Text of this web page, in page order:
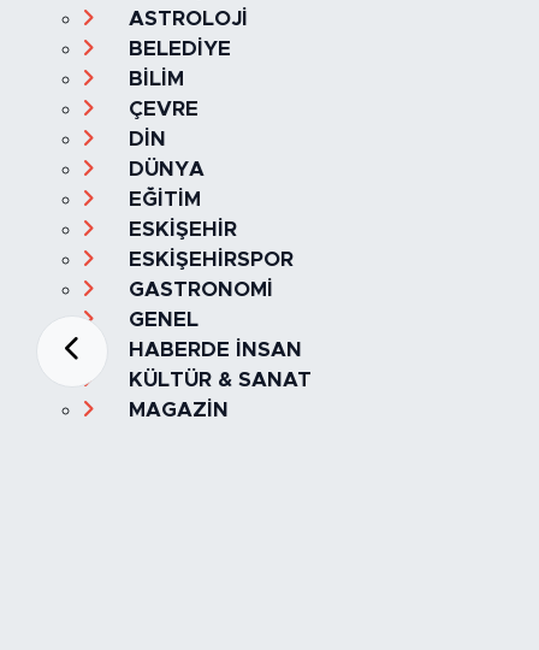
ASTROLOJİ
BELEDİYE
BİLİM
ÇEVRE
DİN
DÜNYA
EĞİTİM
ESKİŞEHİR
ESKİŞEHİRSPOR
GASTRONOMİ
GENEL
HABERDE İNSAN
KÜLTÜR & SANAT
MAGAZİN